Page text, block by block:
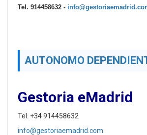
Tel. 914458632 -
AUTONOMO
Gestoria eMadrid
Tel. +34 914458632
info@gestoriaemadrid.com